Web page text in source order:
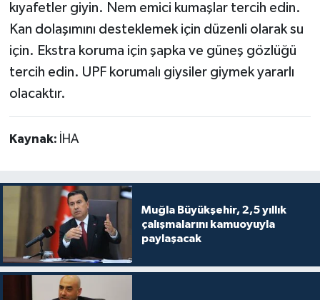
kıyafetler giyin. Nem emici kumaşlar tercih edin.
Kan dolaşımını desteklemek için düzenli olarak su
için. Ekstra koruma için şapka ve güneş gözlüğü
tercih edin. UPF korumalı giysiler giymek yararlı
olacaktır.
Kaynak: İHA
Muğla Büyükşehir, 2,5 yıllık
çalışmalarını kamuoyuyla
paylaşacak